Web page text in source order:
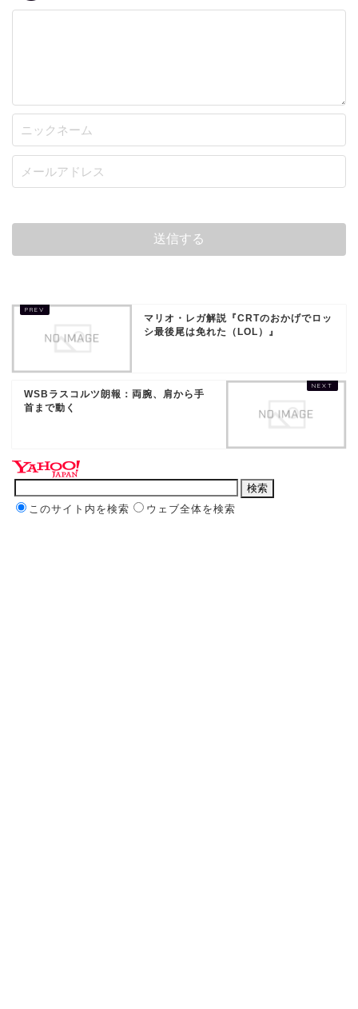
マリオ・レガ解説『CRTのおかげでロッ
シ最後尾は免れた（LOL）』
WSBラスコルツ朗報：両腕、肩から手
首まで動く
このサイト内を検索 ウェブ全体を検索